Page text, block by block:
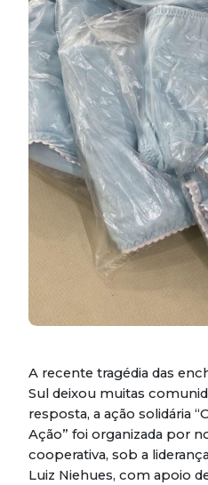
A recente tragédia das
Sul deixou muitas
resposta, a ação solidária
Ação” foi organizada por
cooperativa, sob a
Luiz Niehues, com apoio